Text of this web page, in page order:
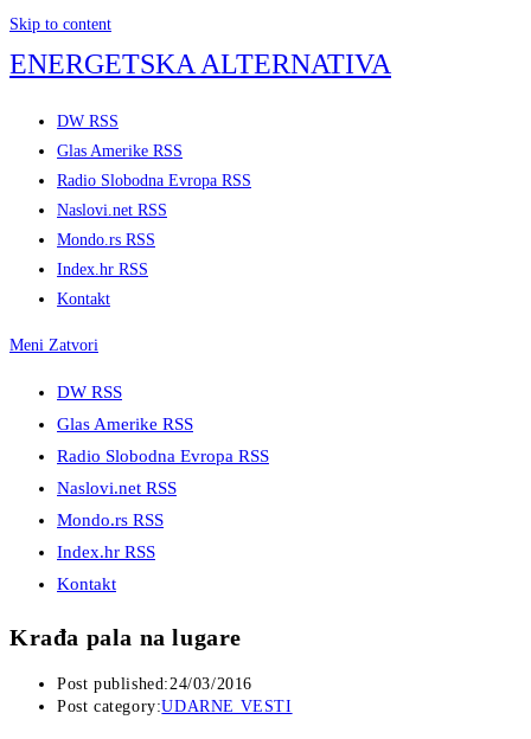
Skip to content
ENERGETSKA ALTERNATIVA
DW RSS
Glas Amerike RSS
Radio Slobodna Evropa RSS
Naslovi.net RSS
Mondo.rs RSS
Index.hr RSS
Kontakt
Meni Zatvori
DW RSS
Glas Amerike RSS
Radio Slobodna Evropa RSS
Naslovi.net RSS
Mondo.rs RSS
Index.hr RSS
Kontakt
Krađa pala na lugare
Post published:24/03/2016
Post category:UDARNE VESTI